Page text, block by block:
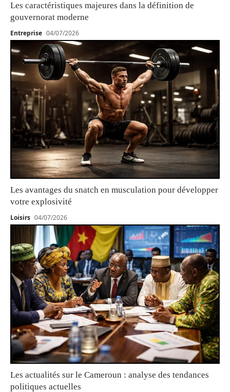
Les caractéristiques majeures dans la définition de
gouvernorat moderne
Entreprise 04/07/2026
Les avantages du snatch en musculation pour développer
votre explosivité
Loisirs 04/07/2026
Les actualités sur le Cameroun : analyse des tendances
politiques actuelles